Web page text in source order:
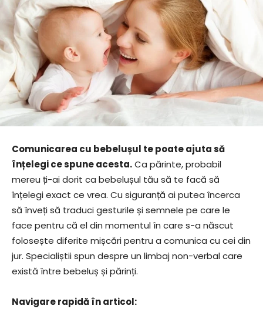
Comunicarea cu bebelușul te poate ajuta să
înțelegi ce spune acesta.Ca părinte, probabil
mereu ți-ai dorit ca bebelușul tău să te facă să
înțelegi exact ce vrea. Cu siguranță ai putea încerca
să înveți să traduci gesturile și semnele pe care le
face pentru că el din momentul în care s-a născut
folosește diferite mișcări pentru a comunica cu cei din
jur. Specialiștii spun despre un limbaj non-verbal care
există între bebeluș și părinți.
Navigare rapidă în articol: